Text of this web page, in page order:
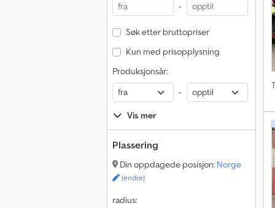
-
Søk etter bruttopriser
Kun med prisopplysning
Produksjonsår:
-
Vis mer
Plassering
Din oppdagede posisjon: Norge
(endre)
radius: